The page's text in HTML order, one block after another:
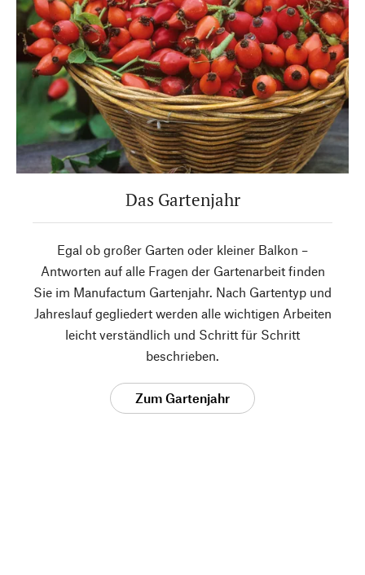
Das Gartenjahr
Egal ob großer Garten oder kleiner Balkon –
Antworten auf alle Fragen der Gartenarbeit finden
Sie im Manufactum Gartenjahr. Nach Gartentyp und
Jahreslauf gegliedert werden alle wichtigen Arbeiten
leicht verständlich und Schritt für Schritt
beschrieben.
Zum Gartenjahr